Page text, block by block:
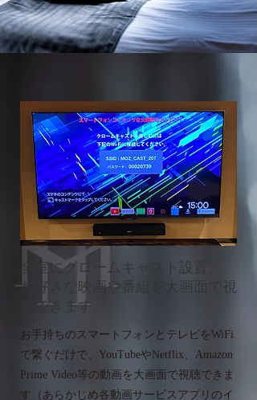
全室にクロームキャスト設置。
お好きな映画や番組を大画面で視
聴できます。
お手持ちのスマートフォンとテレビをWiFi
で繋ぐだけで、YouTubeやNetflix、Amazon
Prime Video等の動画を大画面で視聴できま
す（あらかじめ各動画サービスアプリのイ